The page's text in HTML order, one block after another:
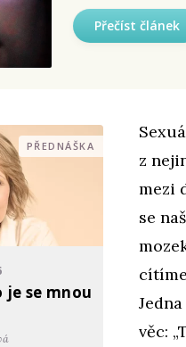
Přečíst článek
PŘEDNÁŠKA
je se mnou
z
mezi
se
věc: